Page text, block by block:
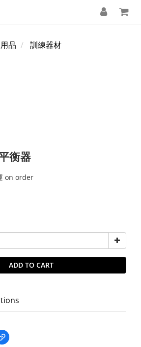
品 訓練器材
衡器
on order
ADD TO CART